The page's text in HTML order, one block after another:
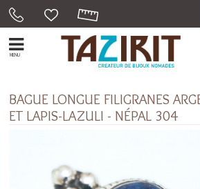
MENU
BAGUE LONGUE FILIGRANES
ET LAPIS-LAZULI - NÉPAL 304